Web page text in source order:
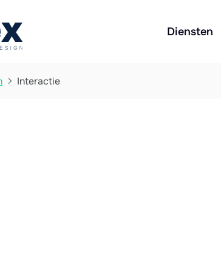
Diensten
 Interactie